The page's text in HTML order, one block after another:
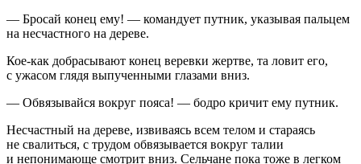
— Бросай конец ему! — командует путник, указывая пальцем
на несчастного на дереве.
Кое-как добрасывают конец веревки жертве, та ловит его,
с ужасом глядя выпученными глазами вниз.
— Обвязывайся вокруг пояса! — бодро кричит ему путник.
Несчастный на дереве, извиваясь всем телом и стараясь
не свалиться, с трудом обвязывается вокруг талии
и непонимающе смотрит вниз. Сельчане пока тоже в легком